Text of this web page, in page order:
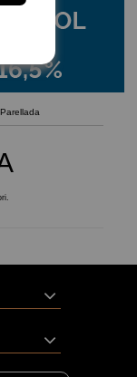
Parellada